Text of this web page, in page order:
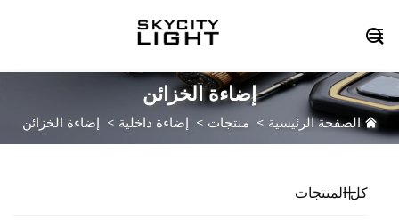

إضاءة الخزائن
الصفحة الرئيسية > منتجات > إضاءة داخلية > إضاءة الخزائن
كل المنتجات